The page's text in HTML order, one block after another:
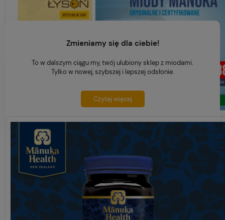
Zmieniamy się dla ciebie!
To w dalszym ciągu my, twój ulubiony sklep z miodami.
Tylko w nowej, szybszej i lepszej odsłonie.
Czytaj więcej